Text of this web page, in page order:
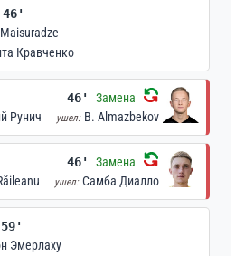
46'
Кравченко
46' Замена
Рунич ушел: B. Almazbekov
46' Замена
ушел: Самба Диалло
59'
Эмерлаху